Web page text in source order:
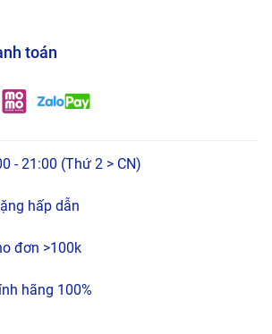
toán
- 21:00 (Thứ 2 > CN)
hấp dẫn
đơn >100k
hãng 100%